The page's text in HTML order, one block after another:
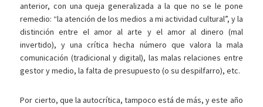
anterior, con una queja generalizada a la que no se le pone
remedio: “la atención de los medios a mi actividad cultural”, y la
distinción entre el amor al arte y el amor al dinero (mal
invertido), y una crítica hecha número que valora la mala
comunicación (tradicional y digital), las malas relaciones entre
gestor y medio, la falta de presupuesto (o su despilfarro), etc.
Por cierto, que la autocrítica, tampoco está de más, y este año